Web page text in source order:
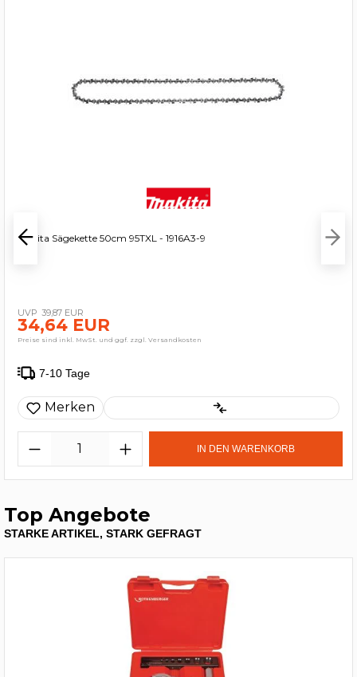
Makita Sägekette 50cm 95TXL - 1916A3-9
39,87 EUR
34,64 EUR
Preise sind inkl. MwSt. und ggf. zzgl. Versandkosten
7-10 Tage
Merken
IN DEN WARENKORB
Top Angebote
STARKE ARTIKEL, STARK GEFRAGT